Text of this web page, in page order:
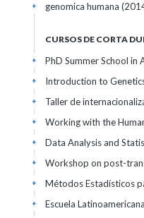
genomica humana
+
CURSOS DE CORTA
PhD Summer School in
+
Introduction to
+
Taller de
+
Working with the
+
Data Analysis and
+
Workshop on post-
+
Métodos Estadísticos
+
Escuela
+